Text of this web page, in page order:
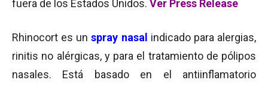
fuera de los Estados Unidos. Ver Press Release
Rhinocort es unspray nasal indicado para alergias,
rinitis no alérgicas, y para el tratamiento de pólipos
nasales. Está basado en el antiinflamatorio